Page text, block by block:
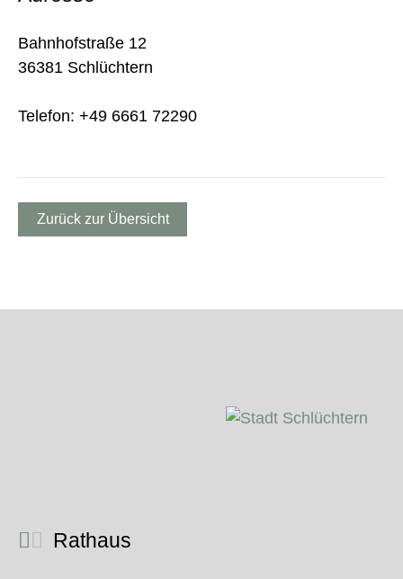
Bahnhofstraße 12
36381 Schlüchtern
Telefon: +49 6661 72290
Zurück zur Übersicht
Rathaus